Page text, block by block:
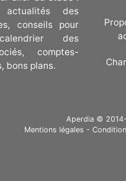
deux autres ligues de la
Ligue canadienne de
hockey sont : la [Ligue
de hockey junior majeur
du Québec]
(https://www.ostadium.com/
(https://
des
conseils pour
des
comptes-
bons plans.
Aperdia ©
Mentions légales -